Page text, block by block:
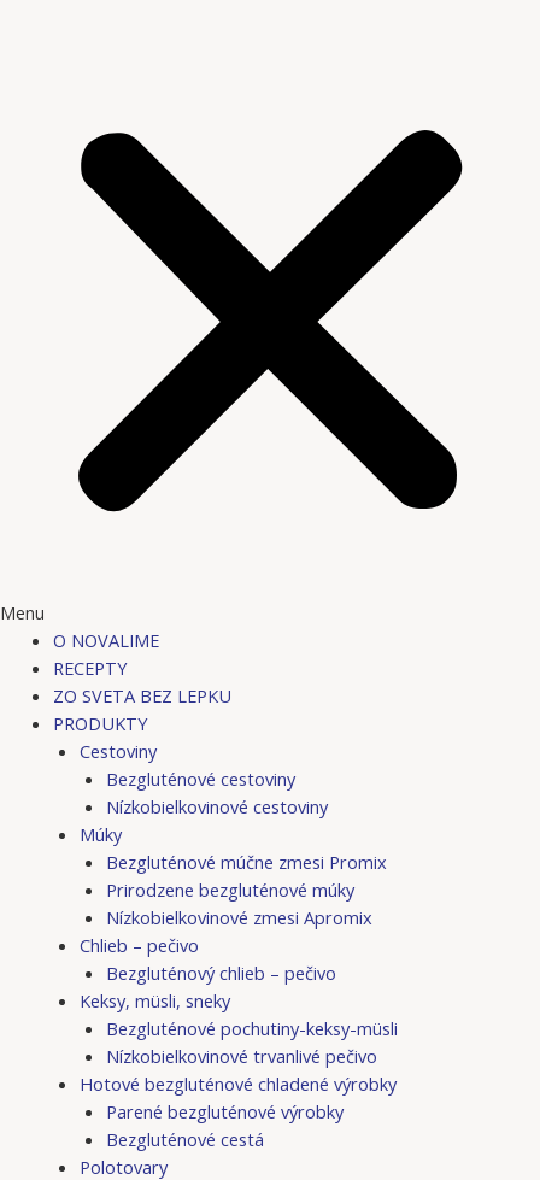
Menu
O NOVALIME
RECEPTY
ZO SVETA BEZ LEPKU
PRODUKTY
Cestoviny
Bezgluténové cestoviny
Nízkobielkovinové cestoviny
Múky
Bezgluténové múčne zmesi Promix
Prirodzene bezgluténové múky
Nízkobielkovinové zmesi Apromix
Chlieb – pečivo
Bezgluténový chlieb – pečivo
Keksy, müsli, sneky
Bezgluténové pochutiny-keksy-müsli
Nízkobielkovinové trvanlivé pečivo
Hotové bezgluténové chladené výrobky
Parené bezgluténové výrobky
Bezgluténové cestá
Polotovary